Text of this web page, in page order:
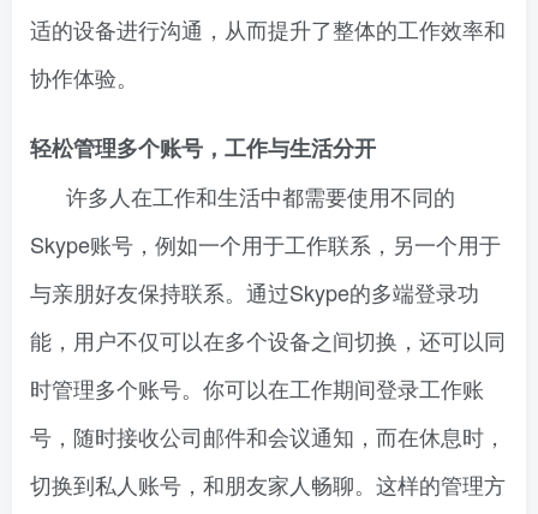
适的设备进行沟通，从而提升了整体的工作效率和
协作体验。
轻松管理多个账号，工作与生活分开
许多人在工作和生活中都需要使用不同的
Skype账号，例如一个用于工作联系，另一个用于
与亲朋好友保持联系。通过Skype的多端登录功
能，用户不仅可以在多个设备之间切换，还可以同
时管理多个账号。你可以在工作期间登录工作账
号，随时接收公司邮件和会议通知，而在休息时，
切换到私人账号，和朋友家人畅聊。这样的管理方